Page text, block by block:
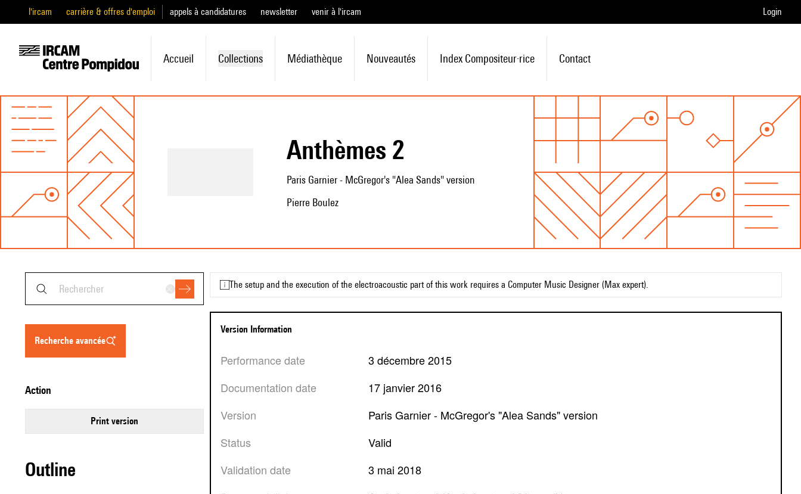
l'ircam carrière & offres d'emploi appels à candidatures newsletter venir à l'ircam Login
Accueil Collections Médiathèque Nouveautés Index Compositeur·rice Contact
Anthèmes 2
Paris Garnier - McGregor's "Alea Sands" version
Pierre Boulez
recherche avancée
Outline
action
Print version
The setup and the execution of the electroacoustic part of this work requires a Computer Music Designer (Max expert).
Version Information
Performance date
3 décembre 2015
Documentation date
17 janvier 2016
Version
Paris Garnier - McGregor's "Alea Sands" version
Status
valid
Validation date
3 mai 2018